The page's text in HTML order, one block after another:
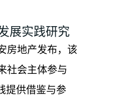
展实践研究
房地产发布，该
社会主体参与
提供借鉴与参